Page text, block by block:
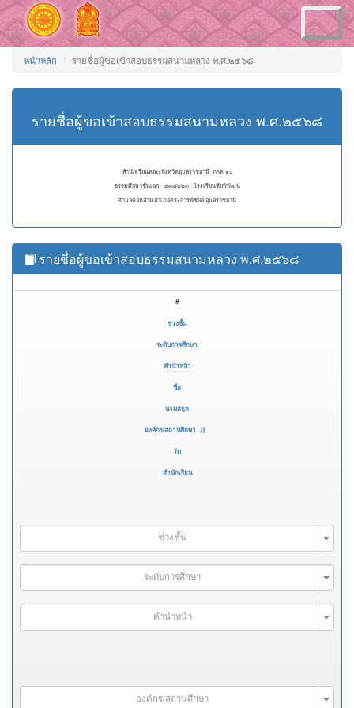
Toggle
navigation
หน้าหลัก รายชื่อผู้ขอเข้าสอบธรรมสนามหลวง พ.ศ.๒๕๖๘
รายชื่อผู้ขอเข้าสอบธรรมสนามหลวง พ.ศ.๒๕๖๘
สำนักเรียนคณะจังหวัดอุบลราชธานี ภาค ๑๐
ธรรมศึกษาชั้นเอก - ๔๓๘๒๒๓ - โรงเรียนชัยพิพัฒน์
ตำบลคอนสาย อำเภอตระการพืชผล อุบลราชธานี
รายชื่อผู้ขอเข้าสอบธรรมสนามหลวง พ.ศ.๒๕๖๘
#
ช่วงชั้น
ระดับการศึกษา
คำนำหน้า
ชื่อ
นามสกุล
องค์กร/สถานศึกษา
วัด
สำนักเรียน
ช่วงชั้น
ระดับการศึกษา
คำนำหน้า
องค์กร/สถานศึกษา